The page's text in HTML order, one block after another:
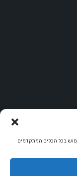
בכל הכלים המתקדמים